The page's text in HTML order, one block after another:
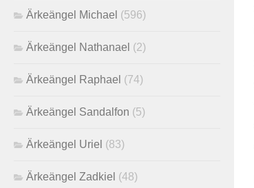
Ärkeängel Michael (596)
Ärkeängel Nathanael (2)
Ärkeängel Raphael (74)
Ärkeängel Sandalfon (5)
Ärkeängel Uriel (83)
Ärkeängel Zadkiel (48)